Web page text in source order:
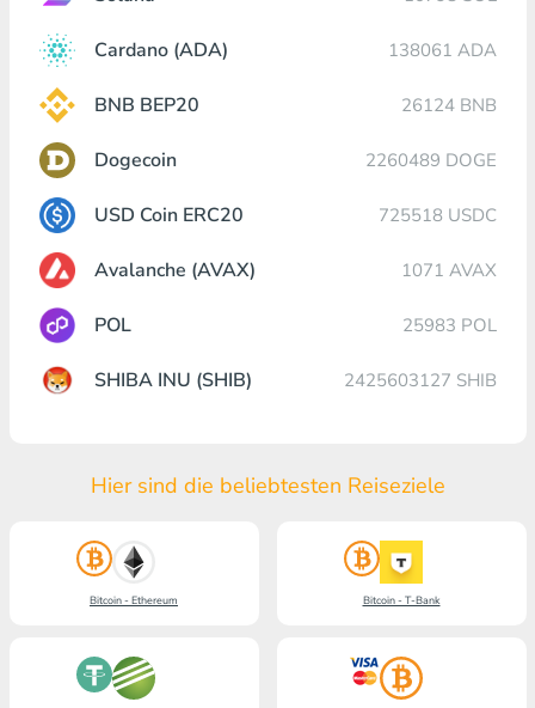
Cardano (ADA) 138061 ADA
BNB BEP20 26124 BNB
Dogecoin 2260489 DOGE
USD Coin ERC20 725518 USDC
Avalanche (AVAX) 1071 AVAX
POL 25983 POL
SHIBA INU (SHIB) 2425603127 SHIB
Hier sind die beliebtesten Reiseziele
Bitcoin - Ethereum Bitcoin - T-Bank